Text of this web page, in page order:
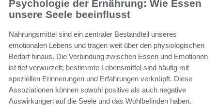
Psychologie der Ernährung: Wie Essen
unsere Seele beeinflusst
Nahrungsmittel sind ein zentraler Bestandteil unseres
emotionalen Lebens und tragen weit über den physiologischen
Bedarf hinaus. Die Verbindung zwischen Essen und Emotionen
ist tief verwurzelt; bestimmte Lebensmittel sind häufig mit
speziellen Erinnerungen und Erfahrungen verknüpft. Diese
Assoziationen können sowohl positive als auch negative
Auswirkungen auf die Seele und das Wohlbefinden haben.